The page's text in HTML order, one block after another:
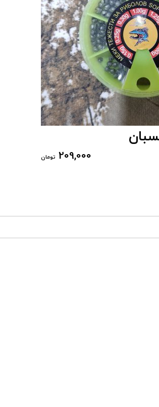
209,000 تومان